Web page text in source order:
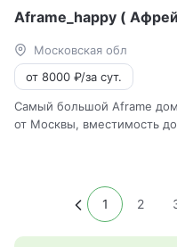
Aframe_happy (
Московская обл
от 8000 ₽/за сут.
Самый большой Aframe
от Москвы, вместимость
1 2